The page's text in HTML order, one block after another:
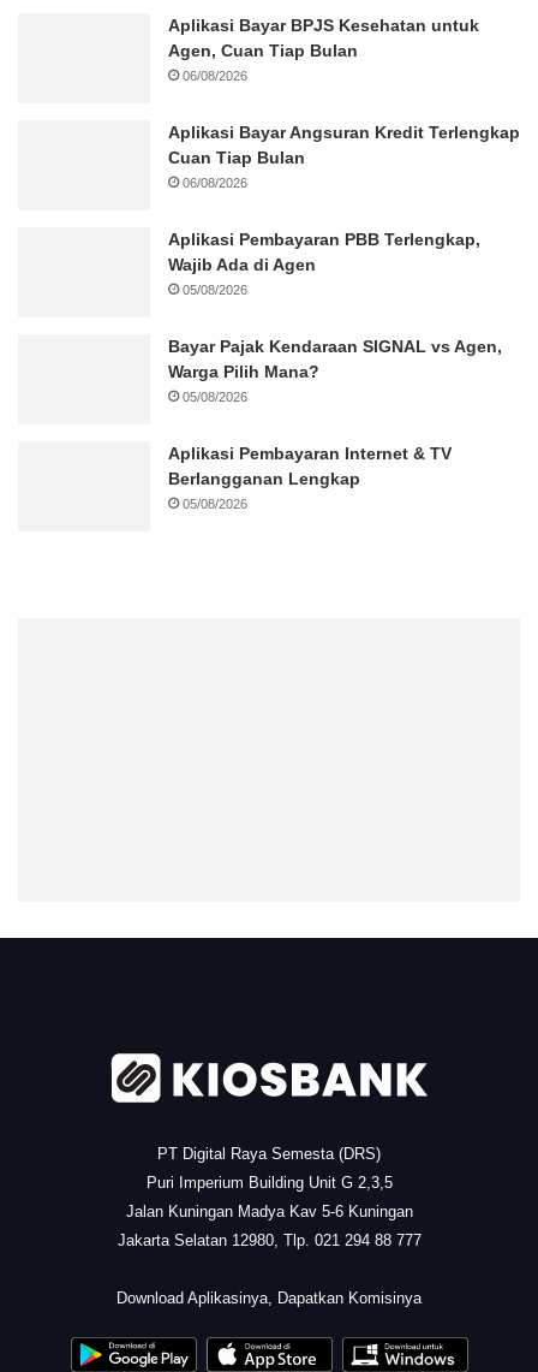
Aplikasi Bayar BPJS Kesehatan untuk
Agen, Cuan Tiap Bulan
06/08/2026
Aplikasi Bayar Angsuran Kredit Terlengkap
Cuan Tiap Bulan
06/08/2026
Aplikasi Pembayaran PBB Terlengkap,
Wajib Ada di Agen
05/08/2026
Bayar Pajak Kendaraan SIGNAL vs Agen,
Warga Pilih Mana?
05/08/2026
Aplikasi Pembayaran Internet & TV
Berlangganan Lengkap
05/08/2026
PT Digital Raya Semesta (DRS)
Puri Imperium Building Unit G 2,3,5
Jalan Kuningan Madya Kav 5-6 Kuningan
Jakarta Selatan 12980, Tlp. 021 294 88 777
Download Aplikasinya, Dapatkan Komisinya